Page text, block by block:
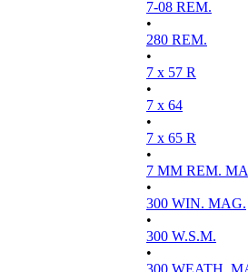
7-08 REM.
•
280 REM.
•
7 x 57 R
•
7 x 64
•
7 x 65 R
•
7 MM REM.
•
300 WIN. MAG.
•
300 W.S.M.
•
300 WEATH.